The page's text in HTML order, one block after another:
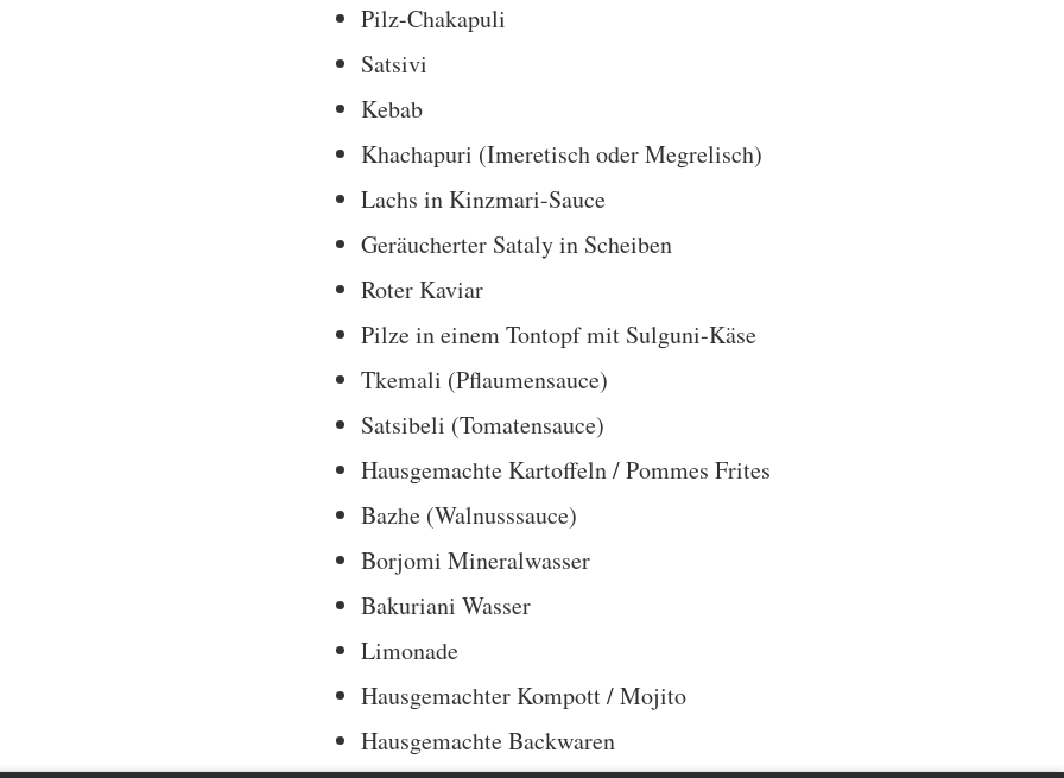
Pilz-Chakapuli
Satsivi
Kebab
Khachapuri (Imeretisch oder Megrelisch)
Lachs in Kinzmari-Sauce
Geräucherter Sataly in Scheiben
Roter Kaviar
Pilze in einem Tontopf mit Sulguni-Käse
Tkemali (Pflaumensauce)
Satsibeli (Tomatensauce)
Hausgemachte Kartoffeln / Pommes Frites
Bazhe (Walnusssauce)
Borjomi Mineralwasser
Bakuriani Wasser
Limonade
Hausgemachter Kompott / Mojito
Hausgemachte Backwaren